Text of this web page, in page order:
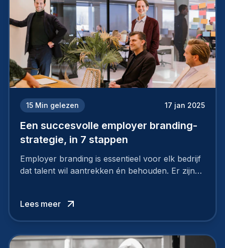
15 Min gelezen 17 jan 2025
Een succesvolle employer branding-
strategie, in 7 stappen
Employer branding is essentieel voor elk bedrijf
dat talent wil aantrekken én behouden. Er zijn
niet van vandaag op morgen. Hoe pak je dat
aan, starten met employer branding?
Lees meer